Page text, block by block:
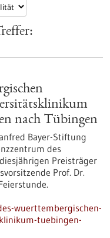
nach Tübingen
Bayer-Stiftung
des
Preisträger
Prof. Dr.
wuerttembergischen-
tuebingen-